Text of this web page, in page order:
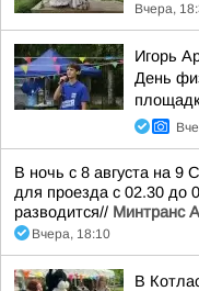
Вчера,
Игорь
День
В ночь с 8 августа на 9
для проезда с 02.30 до
разводится// Минтранс
Вчера, 18:10
В